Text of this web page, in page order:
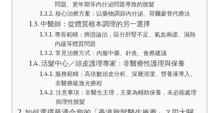
問題、更年期等內分泌問題導致的脫髮
核心治療方案：以藥物調節內分泌、荷爾蒙替代療法
中醫師：從體質根本調理的另一選擇
專長範疇：辨證論治，區分肝腎不足、氣血兩虛、濕熱
內蘊等體質問題
常見治療方式：內服中藥、針灸、食療建議
活髮中心／頭皮護理專家：非醫療性護理與保養
服務範疇：高倍數頭皮分析、深層清潔、營養液導入、
非醫療級激光療程
注意事項：非醫生主理，主要為輔助保養，未必能處理
病理性脫髮